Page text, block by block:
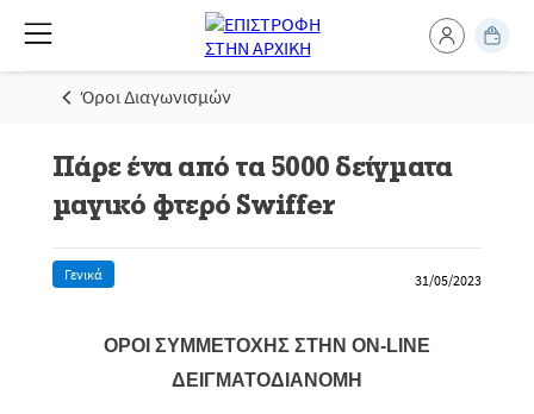
Όροι Διαγωνισμών
Πάρε ένα από τα 5000 δείγματα
μαγικό φτερό Swiffer
Γενικά 31/05/2023
ΟΡΟΙ ΣΥΜΜΕΤΟΧΗΣ ΣΤΗΝ ON-LINE
ΔΕΙΓΜΑΤΟΔΙΑΝΟΜΗ